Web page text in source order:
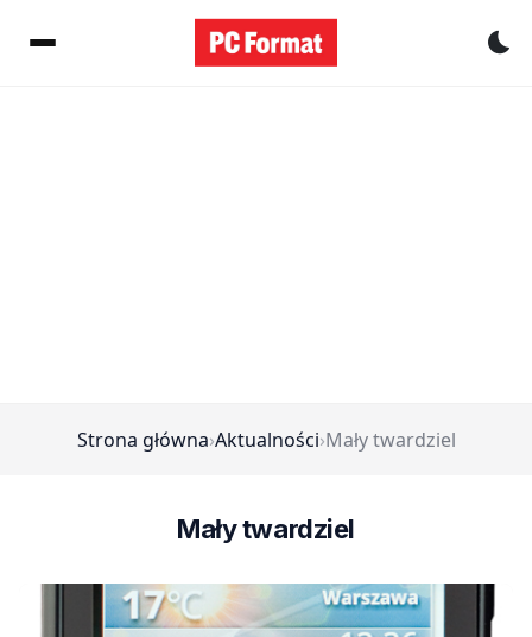
Strona główna›Aktualności›Mały twardziel
Mały twardziel